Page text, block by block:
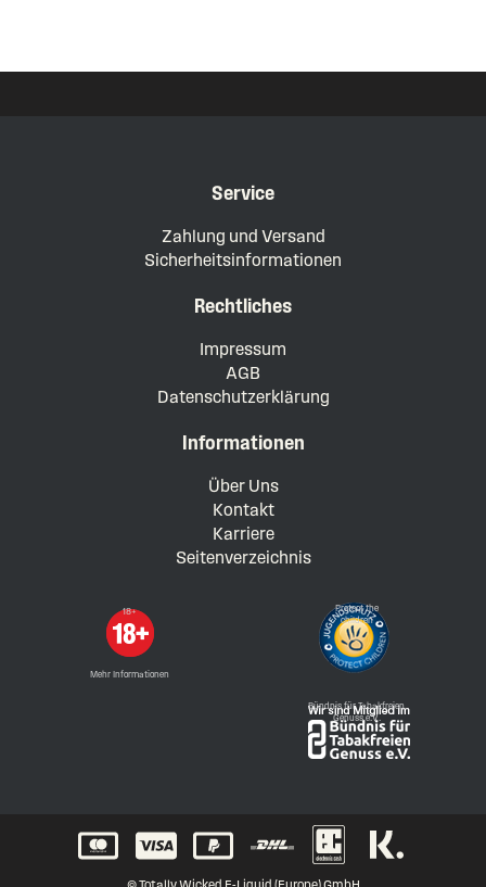
Service
Zahlung und Versand
Sicherheitsinformationen
Rechtliches
Impressum
AGB
Datenschutzerklärung
Informationen
Über Uns
Kontakt
Karriere
Seitenverzeichnis
18+
Mehr Informationen
Protect the
children
Bündnis für Tabakfreien
Genuss e.V.